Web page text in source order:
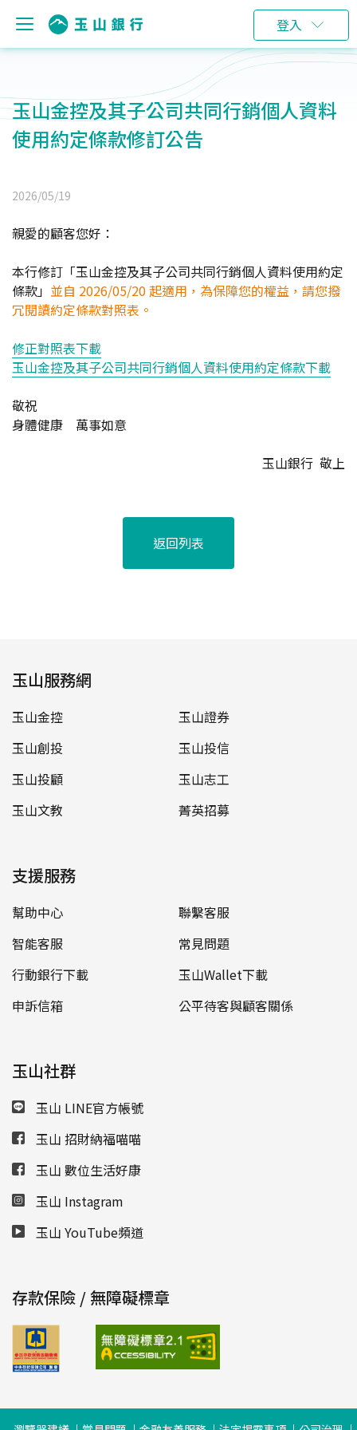
登入
玉山金控及其子公司共同行銷個人資料
使用約定條款修訂公告
2026/05/19
親愛的顧客您好：
本行修訂「玉山金控及其子公司共同行銷個人資料使用約定
條款」 並自 2026/05/20 起適用，為保障您的權益，請您撥
冗閱讀約定條款對照表。
修正對照表下載
玉山金控及其子公司共同行銷個人資料使用約定條款下載
敬祝
身體健康 萬事如意
玉山銀行 敬上
返回列表
玉山服務網
玉山金控
玉山證券
玉山創投
玉山投信
玉山投顧
玉山志工
玉山文教
菁英招募
支援服務
幫助中心
聯繫客服
智能客服
常見問題
行動銀行下載
玉山Wallet下載
申訴信箱
公平待客與顧客關係
玉山社群
玉山 LINE官方帳號
玉山 招財納福喵喵
玉山 數位生活好康
玉山 Instagram
玉山 YouTube頻道
存款保險 / 無障礙標章